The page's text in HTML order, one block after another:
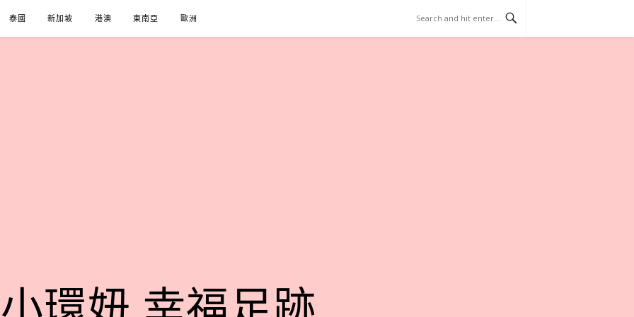
泰國 新加坡 港澳 東南亞 歐洲